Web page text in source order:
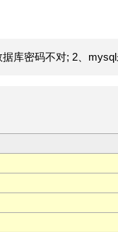
库密码不对; 2、mysql